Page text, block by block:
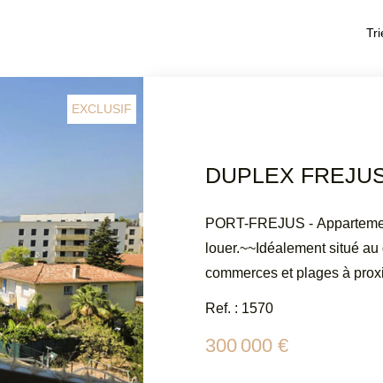
EXCLUSIF
PORT-FREJUS -
louer.~~Idéalement situé
commerces et plages à
WC indépendant. En
aménager en chambre et
Ref. : 1570
300 000 €